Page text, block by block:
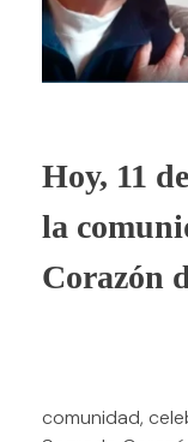
Hoy, 11
la
Corazón
comunidad,